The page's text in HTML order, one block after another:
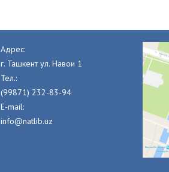
Адрес:
г. Ташкент ул. Навои 1
Тел.:
(99871) 232-83-94
E-mail:
info@natlib.uz